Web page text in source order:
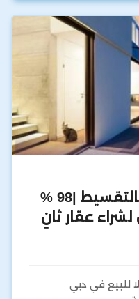
فيلا للبيع في دبي بالتقسيط |98 %
عقار ثانٍ
للبيع في دبي